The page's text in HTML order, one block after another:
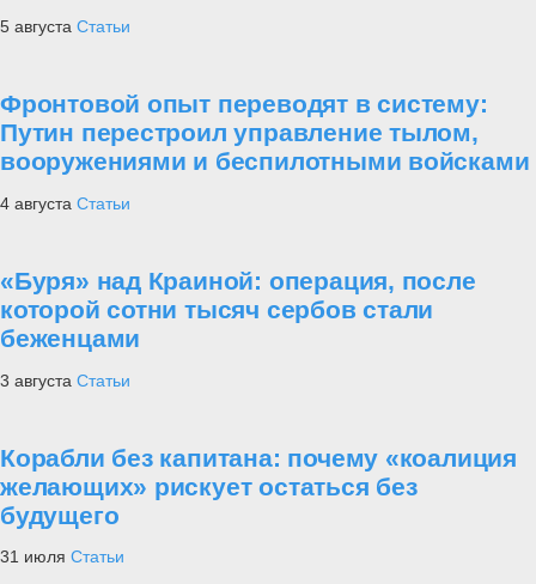
5 августа Статьи
Фронтовой опыт переводят в систему:
Путин перестроил управление тылом,
вооружениями и беспилотными войсками
4 августа Статьи
«Буря» над Краиной: операция, после
которой сотни тысяч сербов стали
беженцами
3 августа Статьи
Корабли без капитана: почему «коалиция
желающих» рискует остаться без
будущего
31 июля Статьи